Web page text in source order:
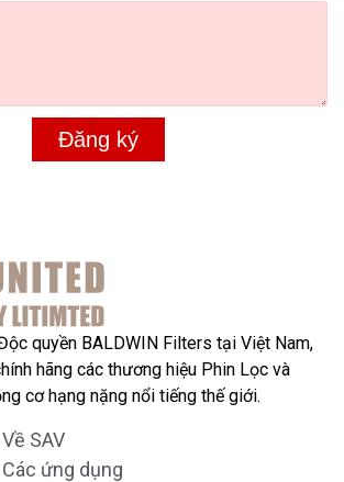
Đăng ký
quyền BALDWIN Filters tại Việt Nam,
hãng các thương hiệu Phin Lọc và
cơ hạng nặng nổi tiếng thế giới.
Về SAV
Các ứng dụng